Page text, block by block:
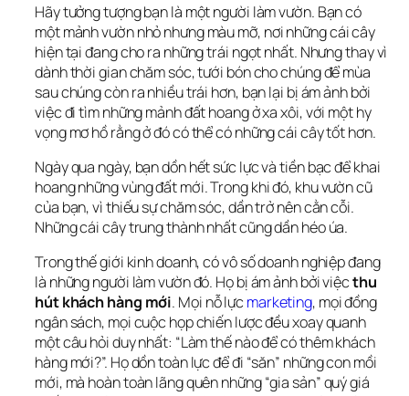
Hãy tưởng tượng bạn là một người làm vườn. Bạn có
một mảnh vườn nhỏ nhưng màu mỡ, nơi những cái cây
hiện tại đang cho ra những trái ngọt nhất. Nhưng thay vì
dành thời gian chăm sóc, tưới bón cho chúng để mùa
sau chúng còn ra nhiều trái hơn, bạn lại bị ám ảnh bởi
việc đi tìm những mảnh đất hoang ở xa xôi, với một hy
vọng mơ hồ rằng ở đó có thể có những cái cây tốt hơn.
Ngày qua ngày, bạn dồn hết sức lực và tiền bạc để khai
hoang những vùng đất mới. Trong khi đó, khu vườn cũ
của bạn, vì thiếu sự chăm sóc, dần trở nên cằn cỗi.
Những cái cây trung thành nhất cũng dần héo úa.
Trong thế giới kinh doanh, có vô số doanh nghiệp đang
là những người làm vườn đó. Họ bị ám ảnh bởi việc thu
hút khách hàng mới. Mọi nỗ lực marketing, mọi đồng
ngân sách, mọi cuộc họp chiến lược đều xoay quanh
một câu hỏi duy nhất: “Làm thế nào để có thêm khách
hàng mới?”. Họ dồn toàn lực để đi “săn” những con mồi
mới, mà hoàn toàn lãng quên những “gia sản” quý giá